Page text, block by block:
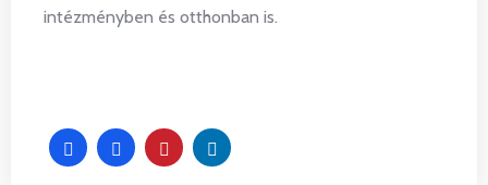
intézményben és otthonban is.